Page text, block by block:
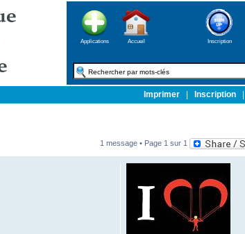
Applications Accueil Inscription
Imprimer Inscription
1 message • Page 1 sur 1